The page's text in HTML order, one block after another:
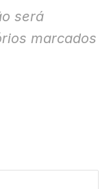
será
marcados